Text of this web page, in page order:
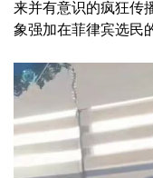
来并有意识的疯狂传
象强加在菲律宾选民